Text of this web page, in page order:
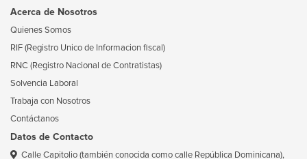
Acerca de Nosotros
Quienes Somos
RIF (Registro Unico de Informacion fiscal)
RNC (Registro Nacional de Contratistas)
Solvencia Laboral
Trabaja con Nosotros
Contáctanos
Datos de Contacto
Calle Capitolio (también conocida como calle República Dominicana),